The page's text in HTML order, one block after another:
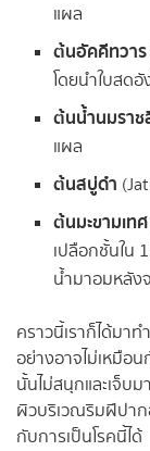
แผล
ต้นอัคคีทวาร
โดยนำใบสด
ต้นน้ำนมรา
แผล
ต้นสบู่ดำ
ต้นมะขามเทศ
เปลือกชั้นใน
น้ำมาอมหลัง
คราวนี้เราก็ได้มา
อย่างอาจไม่เหมือ
นั้นไม่สนุกและเจ็บ
ผิวบริเวณริมฝีปาก
กับการเป็นโรคนี้ได้